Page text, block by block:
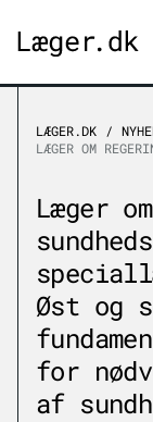
LÆGER.DK
LÆGER OM
Læger
Øst og
for
af